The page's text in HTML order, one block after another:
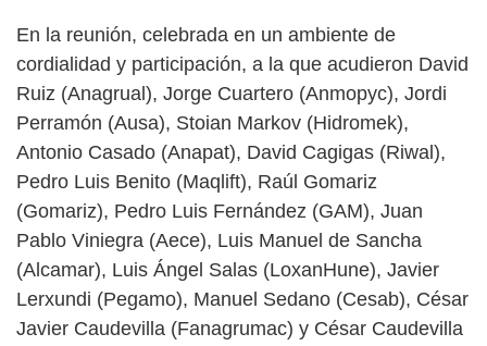
En la reunión, celebrada en un ambiente de
cordialidad y participación, a la que acudieron David
Ruiz (Anagrual), Jorge Cuartero (Anmopyc), Jordi
Perramón (Ausa), Stoian Markov (Hidromek),
Antonio Casado (Anapat), David Cagigas (Riwal),
Pedro Luis Benito (Maqlift), Raúl Gomariz
(Gomariz), Pedro Luis Fernández (GAM), Juan
Pablo Viniegra (Aece), Luis Manuel de Sancha
(Alcamar), Luis Ángel Salas (LoxanHune), Javier
Lerxundi (Pegamo), Manuel Sedano (Cesab), César
Javier Caudevilla (Fanagrumac) y César Caudevilla